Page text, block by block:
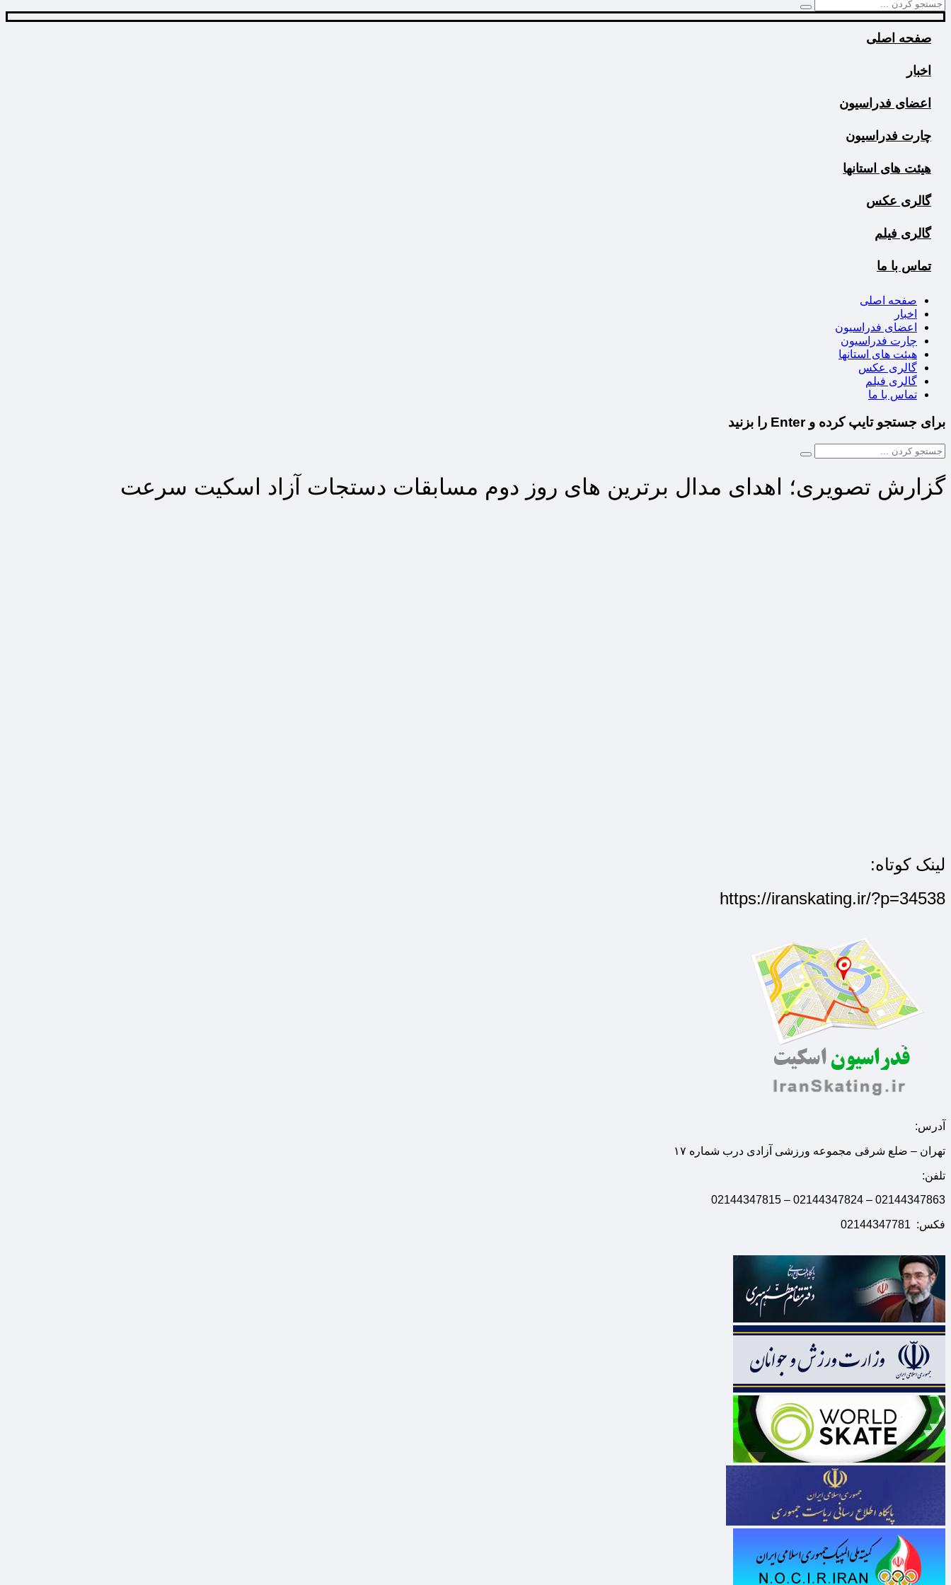
صفحه اصلی
اخبار
اعضای فدراسیون
چارت فدراسیون
هیئت های استانها
گالری عکس
گالری فیلم
تماس با ما
صفحه اصلی
اخبار
اعضای فدراسیون
چارت فدراسیون
هیئت های استانها
گالری عکس
گالری فیلم
تماس با ما
برای جستجو تایپ کرده و Enter را بزنید
گزارش تصویری؛ اهدای مدال برترین های روز دوم مسابقات دستجات آزاد اسکیت سرعت
لینک کوتاه:
https://iranskating.ir/?p=34538
آدرس:
تهران – ضلع شرقی مجموعه ورزشی آزادی درب شماره ۱۷
تلفن:
02144347863 – 02144347824 – 02144347815
فکس: 02144347781